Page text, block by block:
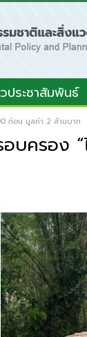
ประชาสัมพันธ์
ท่อน มูลค่า 2 ล้านบาท
บครอง